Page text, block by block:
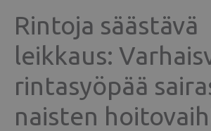
Rintoja säästävä
leikkaus:
rintasyöpää
naisten